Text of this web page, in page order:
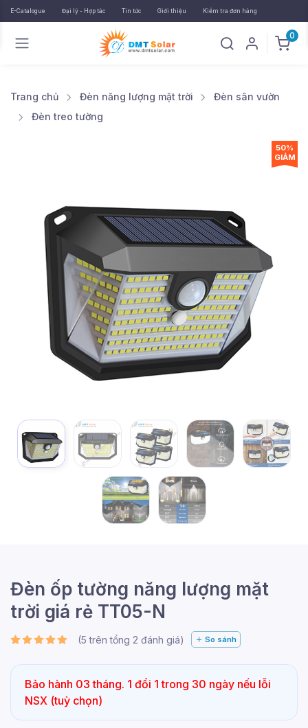
E-Catalogue Đại lý - Hợp tác Tin tức Giới thiệu Kiểm tra đơn hàng
0
Trang chủ Đèn năng lượng mặt trời
Đèn sân vườn
Đèn treo tường
50%
GIẢM
Đèn ốp tường năng lượng mặt
trời giá rẻ TT05-N
(5 trên tổng 2 đánh giá) So sánh
Bảo hành 03 tháng. 1 đổi 1 trong 30 ngày nếu lỗi
NSX (tuỳ chọn)